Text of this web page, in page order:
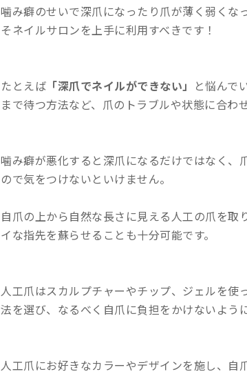
噛み癖のせいで深爪になったり爪が薄く弱くな
そネイルサロンを上手に利用すべきです！
たとえば 「深爪でネイルができない」 と悩んで
まで待つ方法など、爪のトラブルや状態に合わ
噛み癖が悪化すると深爪になるだけではなく、
ので気をつけないといけません。
自爪の上から自然な長さに見える人工の爪を
イな指先を蘇らせることも十分可能です。
人工爪はスカルプチャーやチップ、ジェルを
法を選び、なるべく自爪に負担をかけないよう
人工爪にお好きなカラーやデザインを施し、自